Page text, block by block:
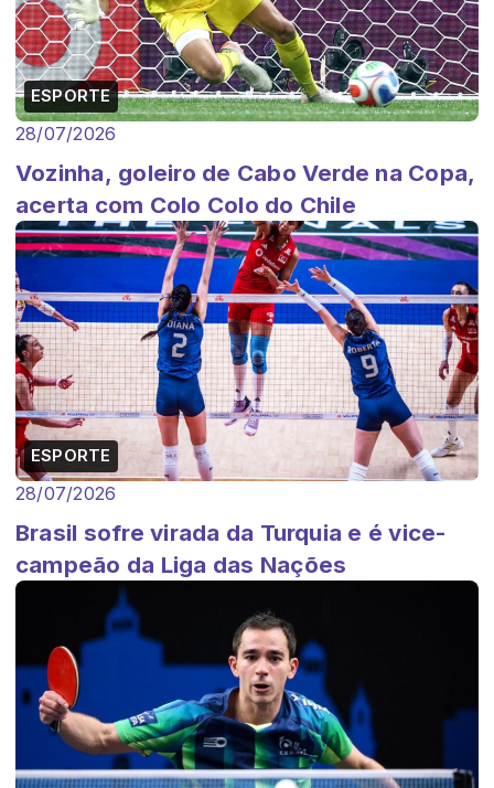
ESPORTE
28/07/2026
Vozinha, goleiro de Cabo Verde na Copa,
acerta com Colo Colo do Chile
ESPORTE
28/07/2026
Brasil sofre virada da Turquia e é vice-
campeão da Liga das Nações